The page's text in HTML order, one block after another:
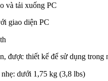
và tải xuống PC
giao diện PC
được thiết kế để sử dụng
dưới 1,75 kg (3,8 lbs)